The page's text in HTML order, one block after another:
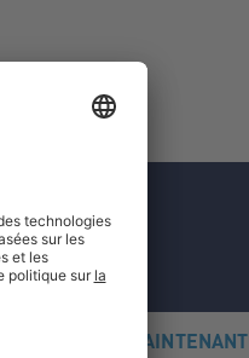
S'INSCRIRE MAINTENANT